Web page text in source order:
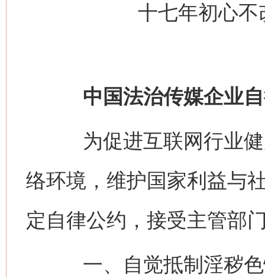
十七年初心
中国法治传媒企业自
为促进互联网行业健
络环境，维护国家利益与
定自律公约，接受主管部
一、自觉抵制淫秽色